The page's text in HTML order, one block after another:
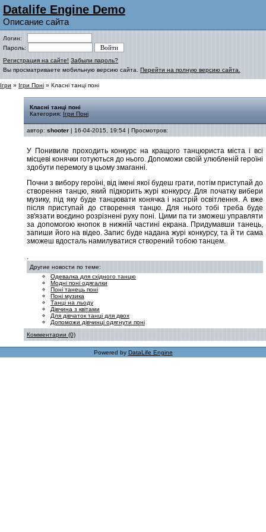
Datalife Engine Demo
Описание сайта
Логин:
Пароль:
Регистрация на сайте! Забыли пароль?
Вы просматриваете мобильную версию сайта. Перейти на полную версию сайта.
Ігри » Ігри Поні » Класні танці поні
Класні танці поні
Категория: Ігри Поні
автор: shooter | 16-04-2015, 19:54 | Просмотров:
У Понивиле проходить конкурс на кращого танцюриста міста і всі
місцеві конячки готуються до нього. Допоможи своїй улюбленій героїні
здобути перемогу в цьому змаганні.
Почни з вибору героїні, від імені якої будеш грати, потім приступай до
створення танцю, який підкорить журі конкурсу. Для початку вибери
музику, під яку буде танцювати конячка і настрій освітлення. А вже
після приступай до створення танцю. Для нього тобі треба буде
зв'язати воєдино розрізнені руху поні. Цими па ти зможеш управляти
за допомогою кнопок в нижній частині екрана. Придумавши танець,
запиши його на відео. Запис буде надана журі конкурсу, та й ти сама
зможеш вдосталь намилуватися створений тобою танцем.
.
Другие новости по теме:
Одевалка для східного танцю
Модні поні одягалки
Поні танець поні
Поні музика
Танці на льоду
Дівчина з квітами
Для дівчаток танці для двох
Допоможи дівчинці одягнути поні
Комментарии (0)
Powered by DataLife Engine